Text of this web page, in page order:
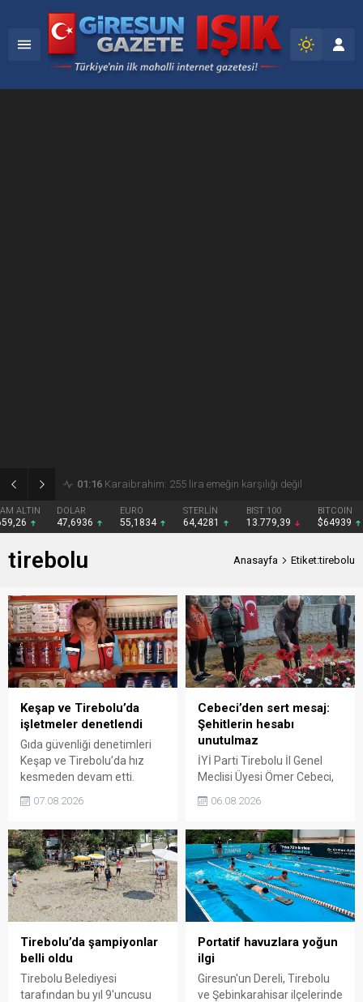
01:15 Gezmiş: 250 liralık fındık fiyatı emeği yok saydı
DOLAR
47,6936
EURO
55,1834
STERLİN
64,4281
BIST 100
13.779,39
BITCOIN
$64939
tirebolu Anasayfa Etiket:tirebolu
Keşap ve Tirebolu’da
işletmeler denetlendi
Gıda güvenliği denetimleri
Keşap ve Tirebolu’da hız
kesmeden devam etti.
ekipleri, köy bakkalları ile
hijyen şartlarına kadar
birçok başlığı ayrıntılı şekilde
inceledi.
07.08.2026
Cebeci’den sert mesaj:
Şehitlerin hesabı
unutulmaz
İYİ Parti Tirebolu İl Genel
Meclisi Üyesi Ömer Cebeci,
Cemiyeti’nin Milli Mücadele
çekti. Cebeci, Giresun’un
bağımsızlık mücadelesinde
üstlendiği tarihi
sorumluluğun gelecek
nesillere doğru anlatılması
gerektiğini söyledi.
06.08.2026
Tirebolu’da şampiyonlar
belli oldu
Tirebolu Belediyesi
tarafından bu yıl 9'uncusu
Portatif havuzlara yoğun
ilgi
Giresun'un Dereli, Tirebolu
ve Şebinkarahisar ilçelerinde